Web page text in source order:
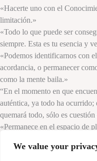
We value your
«Hacerte uno con el
limitación.»
«Todo lo que puede ser
siempre. Esta es tu esencia y
«Podemos identificarnos con
acordancia, o permanecer
como la mente baila.»
“En el momento en que
auténtica, ya todo ha ocurrido;
quemará todo, sólo es cuestión
«Permanece en el espacio de
Swami